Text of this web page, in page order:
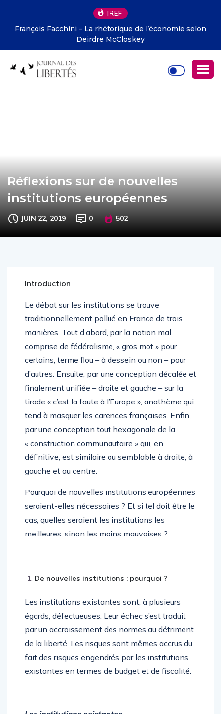
IREF
François Facchini – La rhétorique de l’économie selon
Deirdre McCloskey
Réflexions sur de nouvelles
institutions européennes
JUIN 22, 2019 0 502
Introduction
Le débat sur les institutions se trouve
traditionnellement pollué en France de trois
manières. Tout d’abord, par la notion mal
comprise de fédéralisme, « gros mot » pour
certains, terme flou – à dessein ou non – pour
d’autres. Ensuite, par une conception décalée et
finalement unifiée – droite et gauche – sur la
tirade « c’est la faute à l’Europe », anathème qui
tend à masquer les carences françaises. Enfin,
par une conception tout hexagonale de la
« construction communautaire » qui, en
définitive, est similaire ou semblable à droite, à
gauche et au centre.
Pourquoi de nouvelles institutions européennes
seraient-elles nécessaires ? Et si tel doit être le
cas, quelles seraient les institutions les
meilleures, sinon les moins mauvaises ?
De nouvelles institutions : pourquoi ?
Les institutions existantes sont, à plusieurs
égards, défectueuses. Leur échec s’est traduit
par un accroissement des normes au détriment
de la liberté. Les risques sont mêmes accrus du
fait des risques engendrés par les institutions
existantes en termes de budget et de fiscalité.